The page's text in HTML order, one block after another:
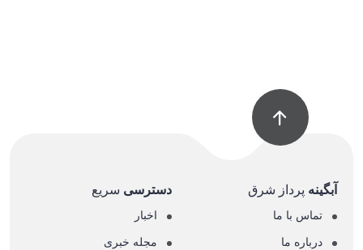
آبگینه پرداز شرق
تماس با ما
درباره ما
دسترسی سریع
اخبار
مجله خبری